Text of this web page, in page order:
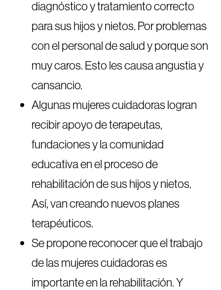
diagnóstico y tratamiento correcto
para sus hijos y nietos. Por problemas
con el personal de salud y porque son
muy caros. Esto les causa angustia y
cansancio.
Algunas mujeres cuidadoras logran
recibir apoyo de terapeutas,
fundaciones y la comunidad
educativa en el proceso de
rehabilitación de sus hijos y nietos.
Así, van creando nuevos planes
terapéuticos.
Se propone reconocer que el trabajo
de las mujeres cuidadoras es
importante en la rehabilitación. Y